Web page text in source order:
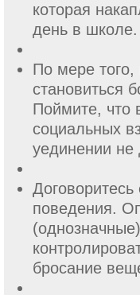
которая
день в школе.
По мере того,
становиться
Поймите, что
социальных
уединении не
поведения.
бросание